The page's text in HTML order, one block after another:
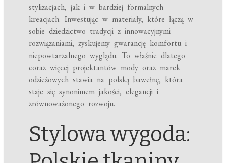
stylizacjach, jak i w bardziej formalnych
kreacjach. Inwestując w materiały, które łączą w
sobie dziedzictwo tradycji z innowacyjnymi
rozwiązaniami, zyskujemy gwarancję komfortu i
niepowtarzalnego wyglądu. To właśnie dlatego
coraz więcej projektantów mody oraz marek
odzieżowych stawia na polską bawełnę, która
staje się synonimem jakości, elegancji i
zrównoważonego rozwoju.
Stylowa wygoda: